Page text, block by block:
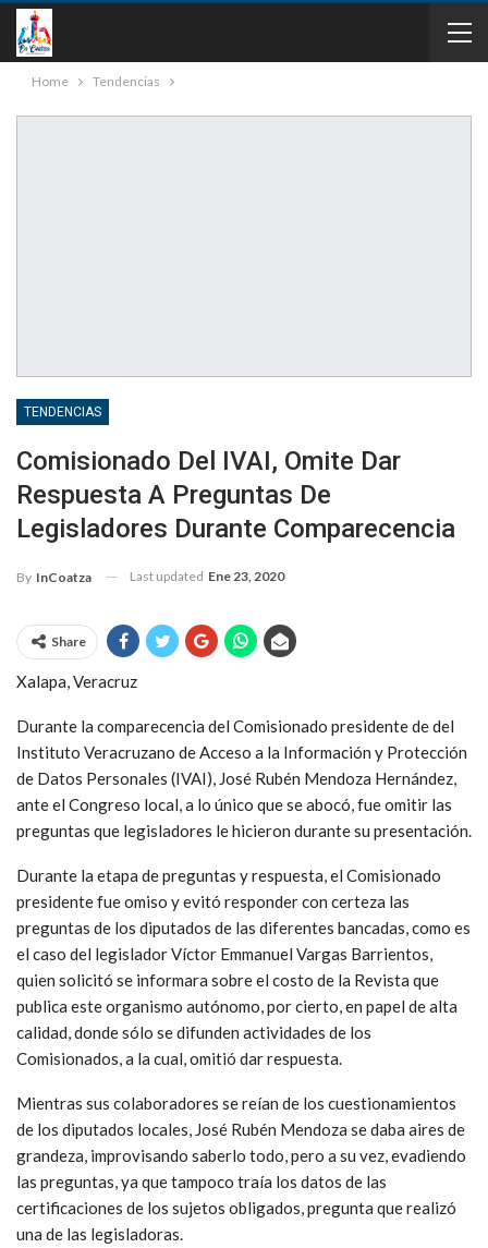
Home Tendencias
TENDENCIAS
Comisionado Del IVAI, Omite Dar
Respuesta A Preguntas De
Legisladores Durante Comparecencia
By InCoatza Last updated Ene 23, 2020
Share
Xalapa, Veracruz
Durante la comparecencia del Comisionado presidente de del
Instituto Veracruzano de Acceso a la Información y Protección
de Datos Personales (IVAI), José Rubén Mendoza Hernández,
ante el Congreso local, a lo único que se abocó, fue omitir las
preguntas que legisladores le hicieron durante su presentación.
Durante la etapa de preguntas y respuesta, el Comisionado
presidente fue omiso y evitó responder con certeza las
preguntas de los diputados de las diferentes bancadas, como es
el caso del legislador Víctor Emmanuel Vargas Barrientos,
quien solicitó se informara sobre el costo de la Revista que
publica este organismo autónomo, por cierto, en papel de alta
calidad, donde sólo se difunden actividades de los
Comisionados, a la cual, omitió dar respuesta.
Mientras sus colaboradores se reían de los cuestionamientos
de los diputados locales, José Rubén Mendoza se daba aires de
grandeza, improvisando saberlo todo, pero a su vez, evadiendo
las preguntas, ya que tampoco traía los datos de las
certificaciones de los sujetos obligados, pregunta que realizó
una de las legisladoras.